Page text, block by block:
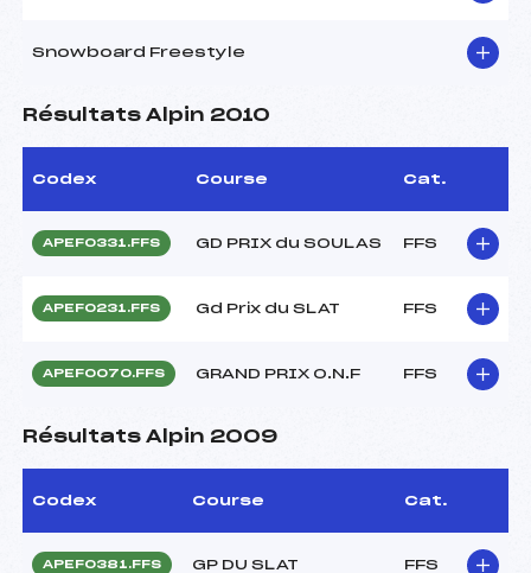
Snowboard Freestyle
Résultats Alpin 2010
Codex Course Cat.
APEF0331.FFS GD PRIX du SOULAS FFS
APEF0231.FFS Gd Prix du SLAT FFS
APEF0070.FFS GRAND PRIX O.N.F FFS
Résultats Alpin 2009
Codex Course Cat.
APEF0381.FFS GP DU SLAT FFS